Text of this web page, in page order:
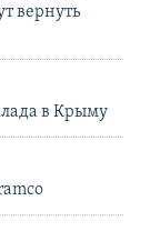
вернуть
в Крыму